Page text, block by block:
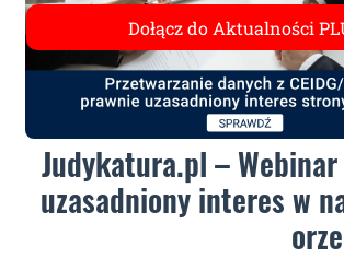
Judykatura.pl –
uzasadniony interes w